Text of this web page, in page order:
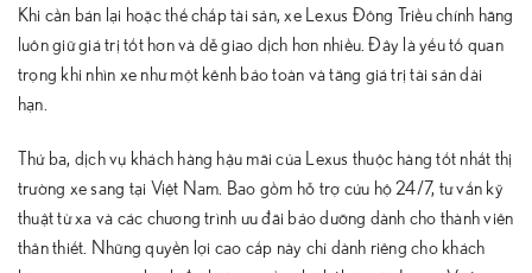
Khi cần bán lại hoặc thế chấp tài sản, xe Lexus Đông Triều chính hãng
luôn giữ giá trị tốt hơn và dễ giao dịch hơn nhiều. Đây là yếu tố quan
trọng khi nhìn xe như một kênh bảo toàn và tăng giá trị tài sản dài
hạn.
Thứ ba, dịch vụ khách hàng hậu mãi của Lexus thuộc hàng tốt nhất thị
trường xe sang tại Việt Nam. Bao gồm hỗ trợ cứu hộ 24/7, tư vấn kỹ
thuật từ xa và các chương trình ưu đãi bảo dưỡng dành cho thành viên
thân thiết. Những quyền lợi cao cấp này chỉ dành riêng cho khách